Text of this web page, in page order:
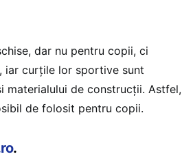
dar nu pentru copii, ci
iar curțile lor sportive sunt
materialului de construcții. Astfel,
de folosit pentru copii.
.